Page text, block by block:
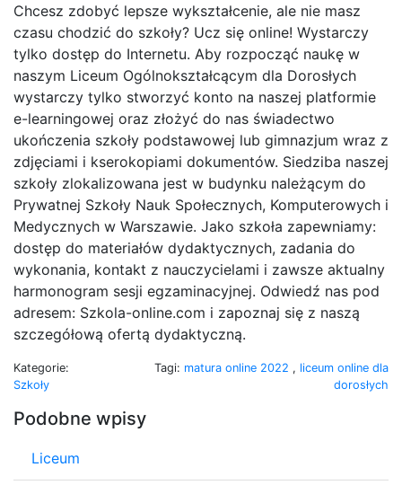
Chcesz zdobyć lepsze wykształcenie, ale nie masz
czasu chodzić do szkoły? Ucz się online! Wystarczy
tylko dostęp do Internetu. Aby rozpocząć naukę w
naszym Liceum Ogólnokształcącym dla Dorosłych
wystarczy tylko stworzyć konto na naszej platformie
e-learningowej oraz złożyć do nas świadectwo
ukończenia szkoły podstawowej lub gimnazjum wraz z
zdjęciami i kserokopiami dokumentów. Siedziba naszej
szkoły zlokalizowana jest w budynku należącym do
Prywatnej Szkoły Nauk Społecznych, Komputerowych i
Medycznych w Warszawie. Jako szkoła zapewniamy:
dostęp do materiałów dydaktycznych, zadania do
wykonania, kontakt z nauczycielami i zawsze aktualny
harmonogram sesji egzaminacyjnej. Odwiedź nas pod
adresem: Szkola-online.com i zapoznaj się z naszą
szczegółową ofertą dydaktyczną.
Kategorie:
Szkoły
Tagi: matura online 2022 , liceum online dla
dorosłych
Podobne wpisy
Liceum